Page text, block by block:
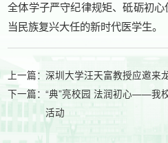
全体学子严守纪律规矩、砥砺初
当民族复兴大任的新时代医学生。
上一篇：深圳大学汪天富教授应邀来
下一篇：“典”亮校园 法润初心——我
活动